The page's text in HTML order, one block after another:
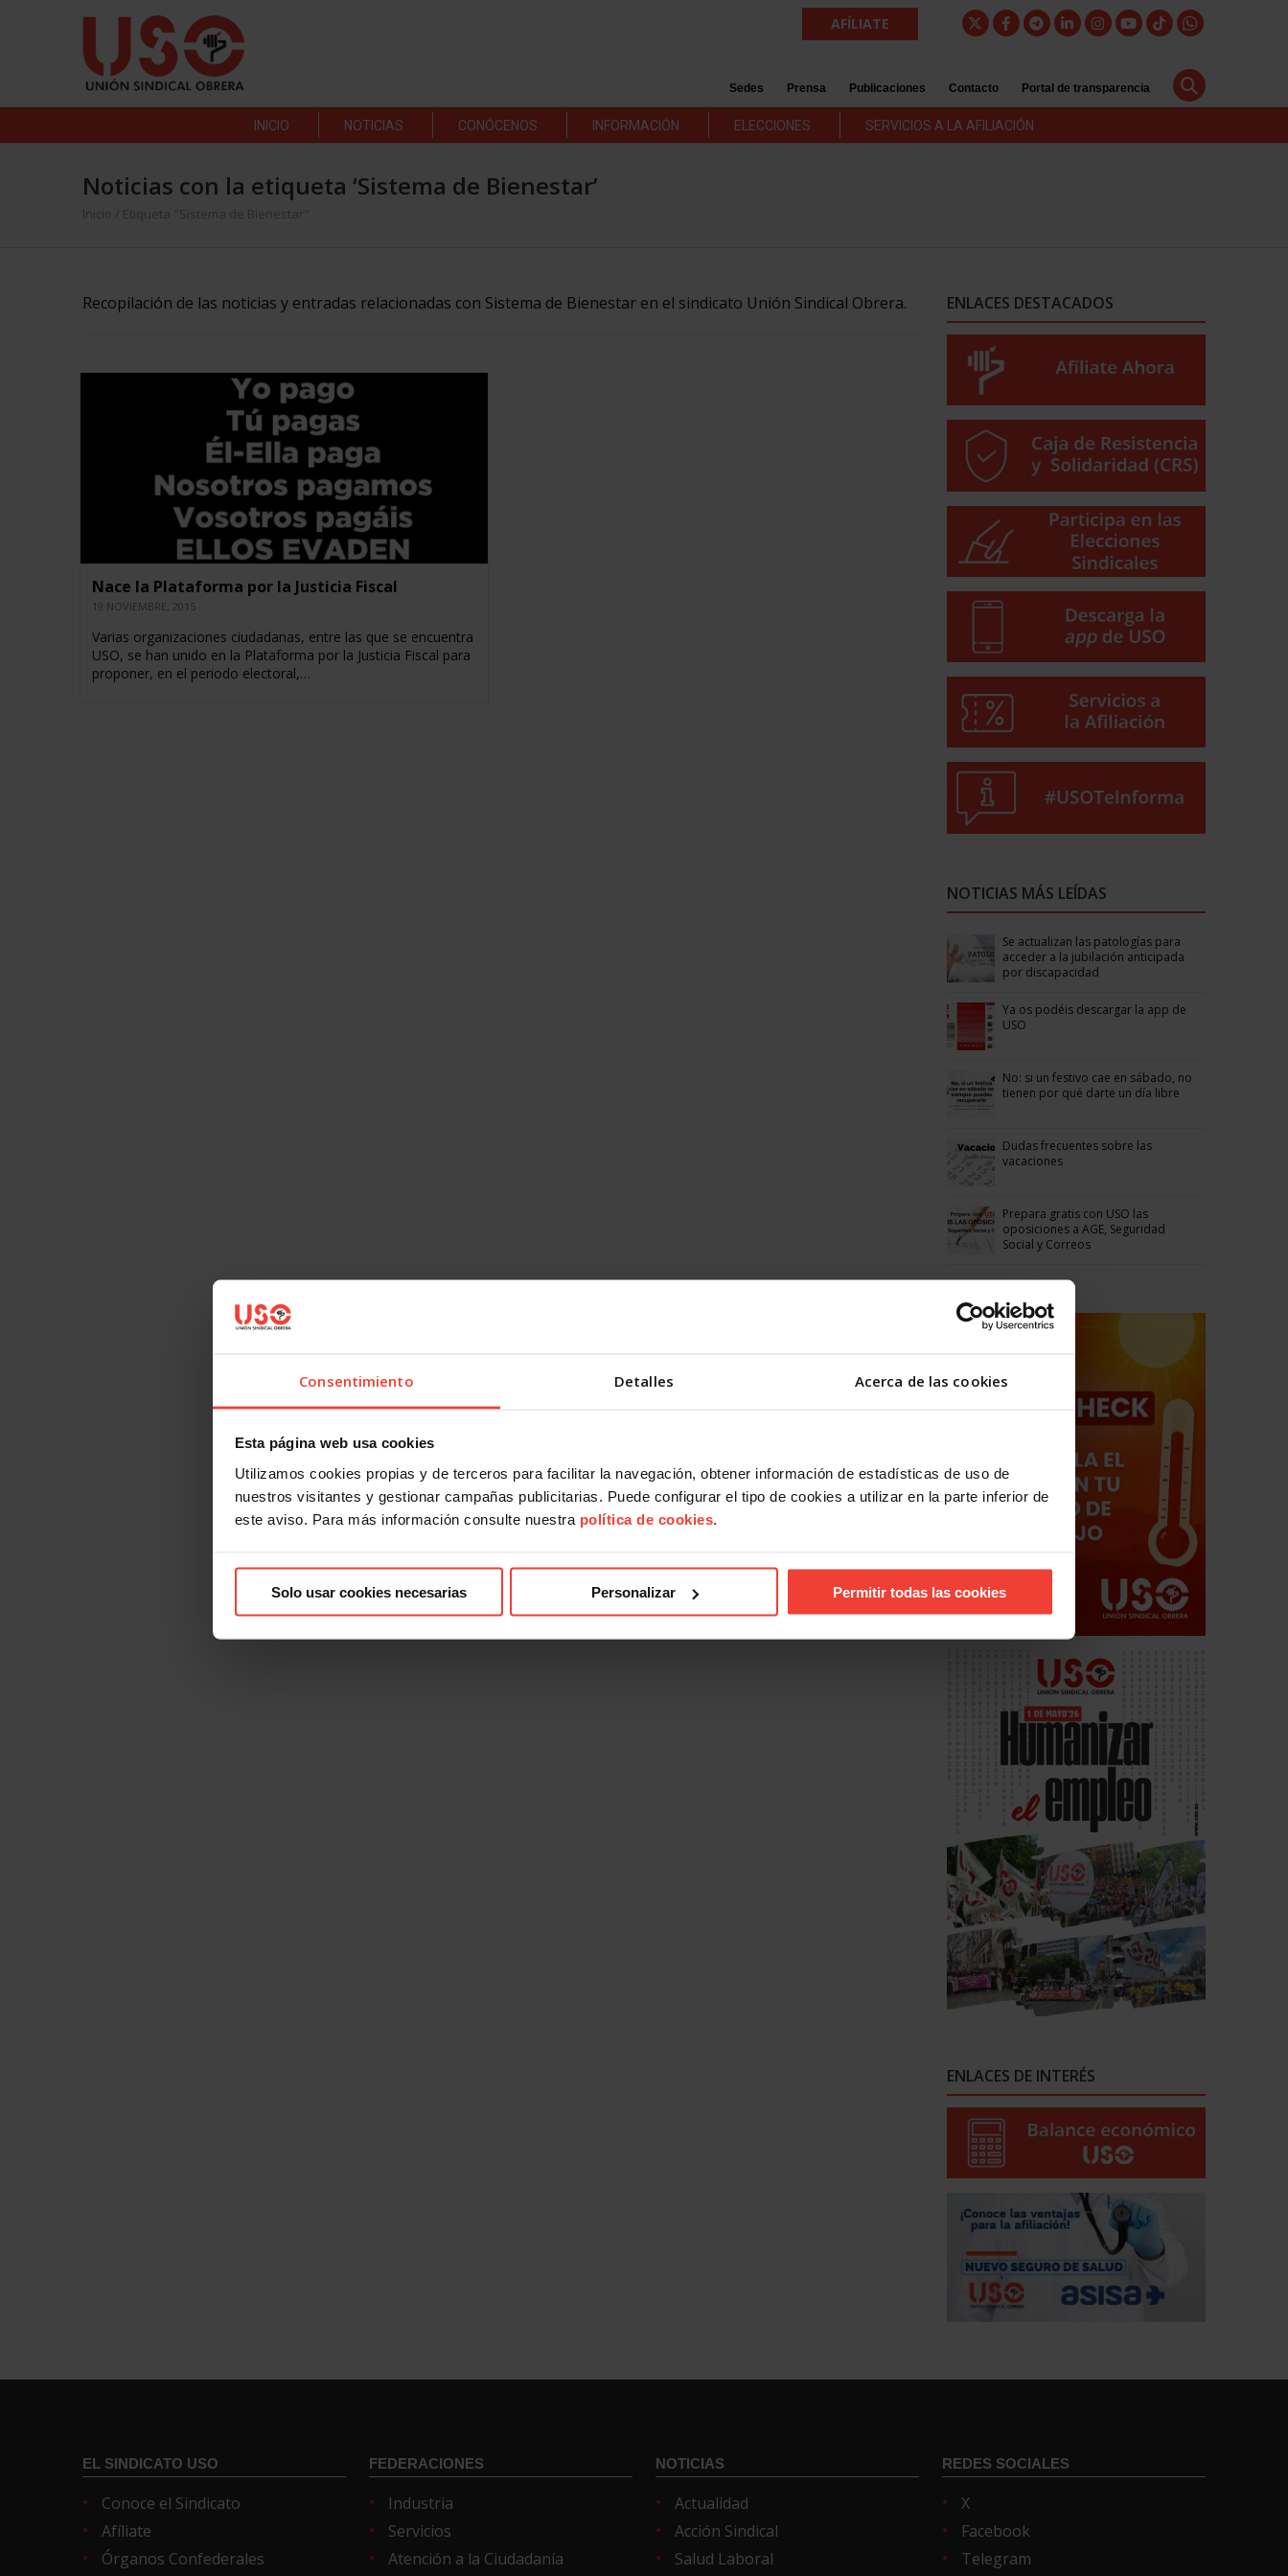
Consentimiento Detalles Acerca de las cookies
Esta página web usa cookies
Utilizamos cookies propias y de terceros para facilitar la navegación, obtener información de estadísticas de uso de
nuestros visitantes y gestionar campañas publicitarias. Puede configurar el tipo de cookies a utilizar en la parte inferior de
este aviso. Para más información consulte nuestra política de cookies.
Solo usar cookies necesarias Personalizar Permitir todas las cookies
AFÍLIATE
Sedes Prensa Publicaciones Contacto Portal de transparencia
INICIO NOTICIAS CONÓCENOS INFORMACIÓN ELECCIONES SERVICIOS A LA AFILIACIÓN
Noticias con la etiqueta ‘Sistema de Bienestar’
Inicio Etiqueta "Sistema de Bienestar"
Recopilación de las noticias y entradas relacionadas con Sistema de Bienestar en el sindicato Unión Sindical Obrera.
Nace la Plataforma por la Justicia Fiscal
19 NOVIEMBRE, 2015
Varias organizaciones ciudadanas, entre las que se encuentra
USO, se han unido en la Plataforma por la Justicia Fiscal para
proponer, en el periodo electoral,…
ENLACES DESTACADOS
NOTICIAS MÁS LEÍDAS
Se actualizan las patologías para
acceder a la jubilación anticipada
por discapacidad
Ya os podéis descargar la app de
USO
No: si un festivo cae en sábado, no
tienen por qué darte un día libre
Dudas frecuentes sobre las
vacaciones
Prepara gratis con USO las
oposiciones a AGE, Seguridad
Social y Correos
ENLACES DE INTERÉS
EL SINDICATO USO
Conoce el Sindicato
Afíliate
Órganos Confederales
FEDERACIONES
Industria
Servicios
Atención a la Ciudadanía
NOTICIAS
Actualidad
Acción Sindical
Salud Laboral
REDES SOCIALES
X
Facebook
Telegram